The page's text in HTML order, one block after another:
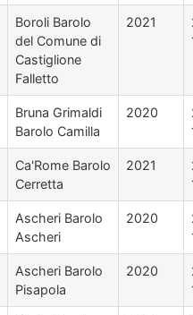
Boroli Barolo
del Comune di
Castiglione
Falletto
2021
Bruna Grimaldi
Barolo Camilla
2020
Ca'Rome Barolo
Cerretta
2021
Ascheri Barolo
Ascheri
2020
Ascheri Barolo
Pisapola
2020